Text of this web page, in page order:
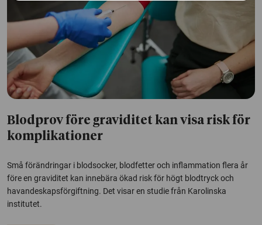
Blodprov före graviditet kan visa risk för
komplikationer
Små förändringar i blodsocker, blodfetter och inflammation flera år
före en graviditet kan innebära ökad risk för högt blodtryck och
havandeskapsförgiftning. Det visar en studie från Karolinska
institutet.